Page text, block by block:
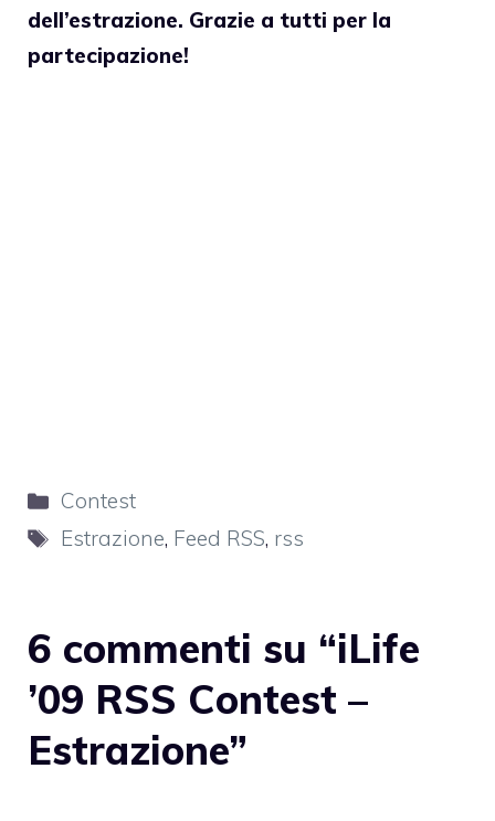
dell’estrazione. Grazie a tutti per la
partecipazione!
Categorie
Contest
Tag
Estrazione, Feed RSS, rss
6 commenti su “iLife
’09 RSS Contest –
Estrazione”